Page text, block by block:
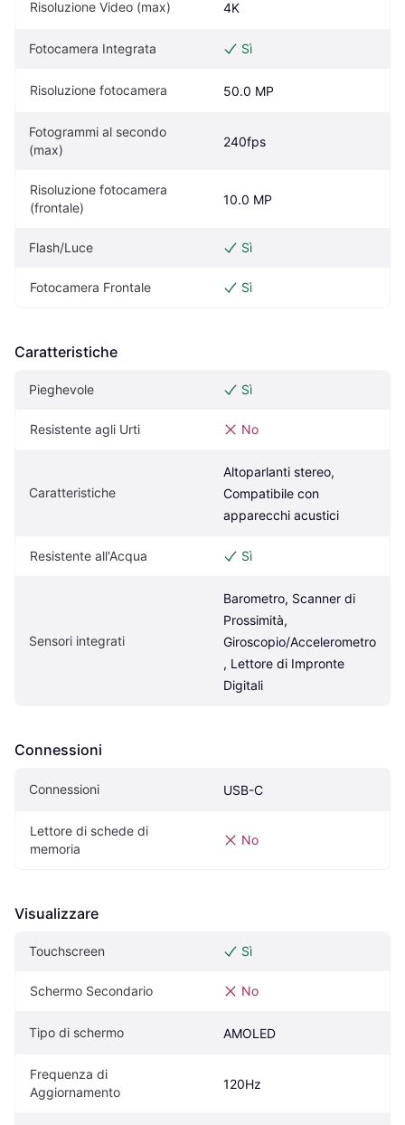
Risoluzione Video (max) 4K
Fotocamera Integrata Sì
Risoluzione fotocamera 50.0 MP
Fotogrammi al secondo
(max)
240fps
Risoluzione fotocamera
(frontale)
10.0 MP
Flash/Luce Sì
Fotocamera Frontale Sì
Caratteristiche
Pieghevole Sì
Resistente agli Urti No
Caratteristiche
Altoparlanti stereo,
Compatibile con
apparecchi acustici
Resistente all'Acqua Sì
Sensori integrati
Barometro, Scanner di
Prossimità,
Giroscopio/Accelerometro
, Lettore di Impronte
Digitali
Connessioni
Connessioni USB-C
Lettore di schede di
memoria
No
Visualizzare
Touchscreen Sì
Schermo Secondario No
Tipo di schermo AMOLED
Frequenza di
Aggiornamento
120Hz